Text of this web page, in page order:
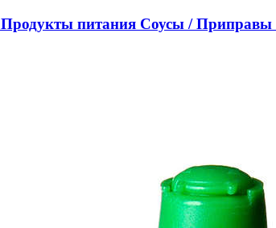
Продукты питания Соусы / Приправы